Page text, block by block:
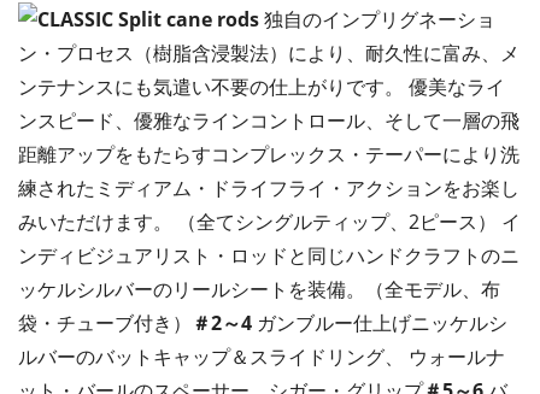
独自のインプリグネーショ
ン・プロセス（樹脂含浸製法）により、耐久性に富み、メ
ンテナンスにも気遣い不要の仕上がりです。 優美なライ
ンスピード、優雅なラインコントロール、そして一層の飛
距離アップをもたらすコンプレックス・テーパーにより洗
練されたミディアム・ドライフライ・アクションをお楽し
みいただけます。 （全てシングルティップ、2ピース） イ
ンディビジュアリスト・ロッドと同じハンドクラフトのニ
ッケルシルバーのリールシートを装備。（全モデル、布
袋・チューブ付き） ＃2～4 ガンブルー仕上げニッケルシ
ルバーのバットキャップ＆スライドリング、 ウォールナ